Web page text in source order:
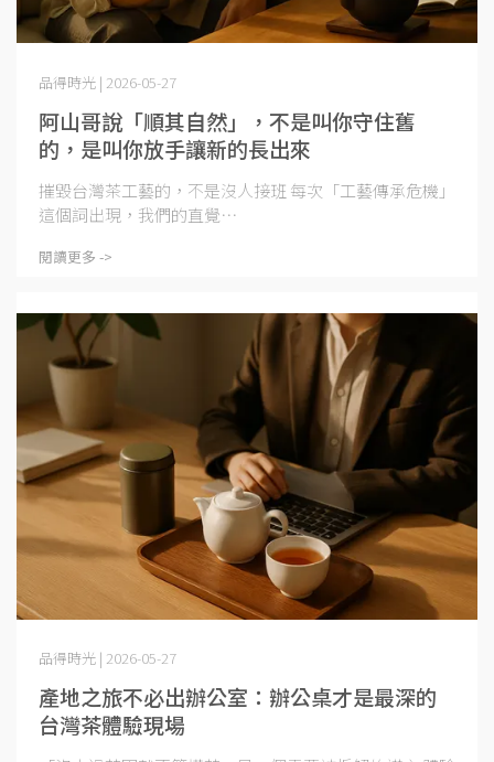
阿山哥說「順其自然」，不是叫你守住舊
的，是叫你放手讓新的長出來
品得時光 | 2026-05-27
摧毀台灣茶工藝的，不是沒人接班 每次「工藝傳承危機」
這個詞出現，我們的直覺⋯
閱讀更多 ->
產地之旅不必出辦公室：辦公桌才是最深的
台灣茶體驗現場
品得時光 | 2026-05-27